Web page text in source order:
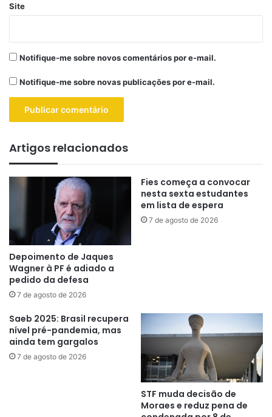
Site
Notifique-me sobre novos comentários por e-mail.
Notifique-me sobre novas publicações por e-mail.
Artigos relacionados
Depoimento de Jaques
Wagner à PF é adiado a
pedido da defesa
7 de agosto de 2026
Fies começa a convocar
nesta sexta estudantes
em lista de espera
7 de agosto de 2026
Saeb 2025: Brasil recupera
nível pré-pandemia, mas
ainda tem gargalos
7 de agosto de 2026
STF muda decisão de
Moraes e reduz pena de